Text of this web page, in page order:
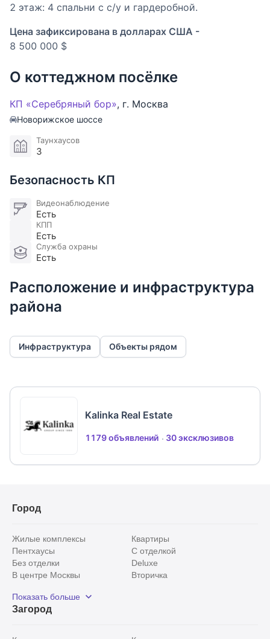
2 этаж: 4 спальни с с/у и гардеробной.
Цена зафиксирована в долларах США -
8 500 000 $
О коттеджном посёлке
КП «Серебряный бор», г. Москва
Новорижское шоссе
Таунхаусов
3
Безопасность КП
Видеонаблюдение
Есть
КПП
Есть
Служба охраны
Есть
Расположение и инфраструктура
района
Инфраструктура Объекты рядом
Kalinka Real Estate
1179 объявлений 30 эксклюзивов
Город
Жилые комплексы
Квартиры
Пентхаусы
С отделкой
Без отделки
Deluxe
В центре Москвы
Вторичка
Рядом с парком
С панорамными окнами
Показать больше
Загород